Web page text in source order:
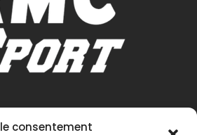
consentement